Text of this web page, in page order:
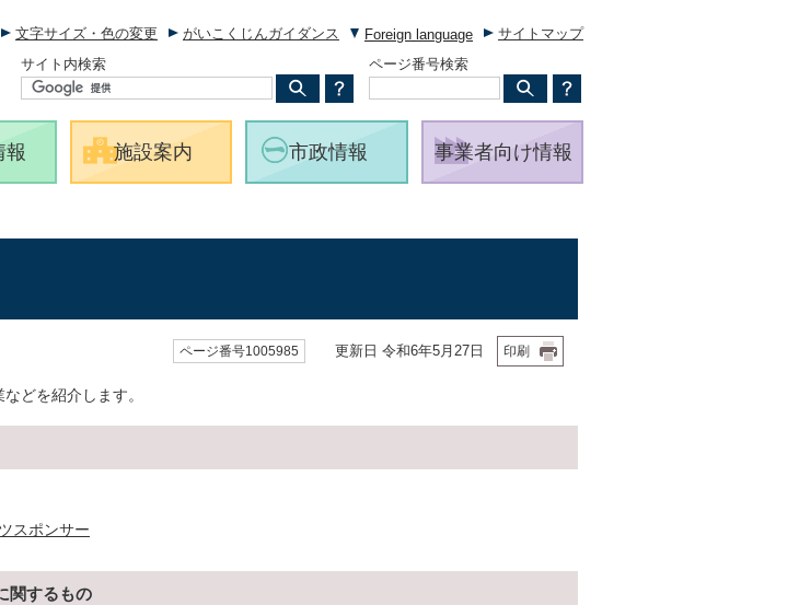
文字サイズ・色の変更 がいこくじんガイダンス Foreign language
サイトマップ
サイト内検索
ページ番号検索
報 施設案内 市政情報 事業者向け情報
ページ番号1005985 更新日 令和6年5月27日 印刷
どを紹介します。
スポンサー
関するもの